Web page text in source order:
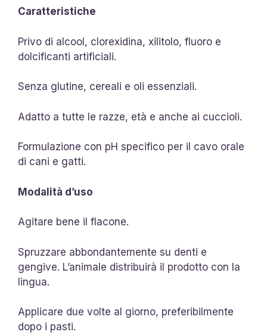
Caratteristiche
Privo di alcool, clorexidina, xilitolo, fluoro e
dolcificanti artificiali.
Senza glutine, cereali e oli essenziali.
Adatto a tutte le razze, età e anche ai cuccioli.
Formulazione con pH specifico per il cavo orale
di cani e gatti.
Modalità d’uso
Agitare bene il flacone.
Spruzzare abbondantemente su denti e
gengive. L’animale distribuirà il prodotto con la
lingua.
Applicare due volte al giorno, preferibilmente
dopo i pasti.